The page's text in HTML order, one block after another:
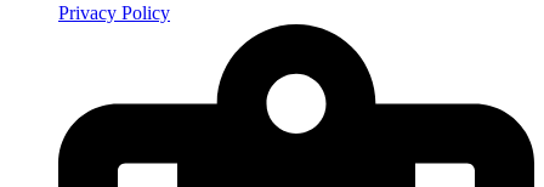
Privacy Policy